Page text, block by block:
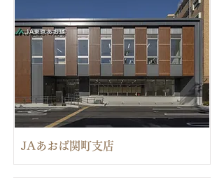
JAあおば関町支店